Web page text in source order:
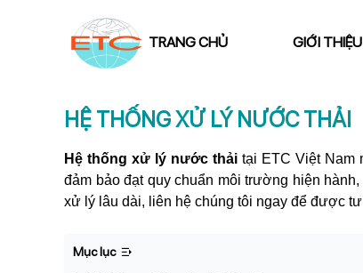
TRANG CHỦ GIỚI THIỆU
HỆ THỐNG XỬ LÝ NƯỚC THẢI
Hệ thống xử lý nước thải tại ETC Việt Nam
đảm bảo đạt quy chuẩn môi trường hiện
xử lý lâu dài, liên hệ chúng tôi ngay để được
Mục lục